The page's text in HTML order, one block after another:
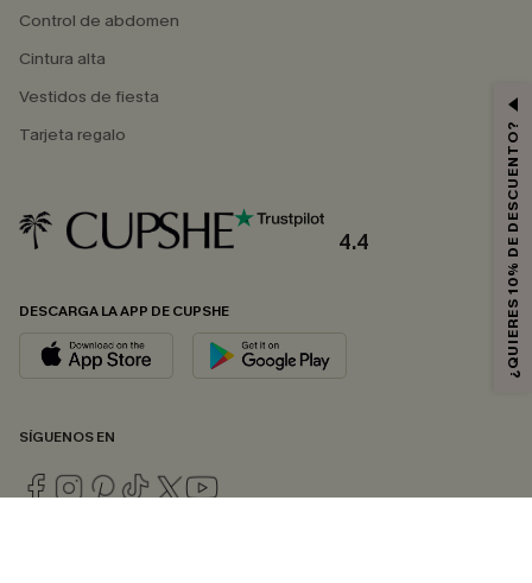
Control de abdomen
Cintura alta
Vestidos de fiesta
Tarjeta regalo
4.4
DESCARGA LA APP DE CUPSHE
SÍGUENOS EN
¿QUIERES 10% DE DESCUENTO?